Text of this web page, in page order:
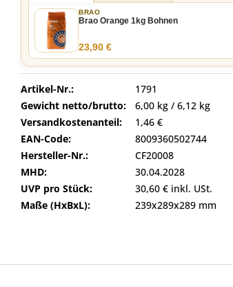
BRAO
Brao Orange 1kg Bohnen
23,90 €
Artikel-Nr.:
1791
Gewicht netto/brutto:
6,00 kg / 6,12 kg
Versandkostenanteil:
1,46 €
EAN-Code:
8009360502744
Hersteller-Nr.:
CF20008
MHD:
30.04.2028
UVP pro Stück:
30,60 € inkl. USt.
Maße (HxBxL):
239x289x289 mm